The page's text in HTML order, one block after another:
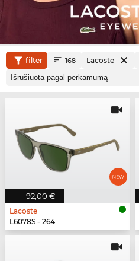
filter 168 Lacoste
92,00 €
Lacoste
L6078S - 264